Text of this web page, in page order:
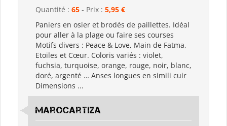
Quantité : 65 - Prix : 5,95 €
Paniers en osier et brodés de paillettes. Idéal
pour aller à la plage ou faire ses courses
Motifs divers : Peace & Love, Main de Fatma,
Etoiles et Cœur. Coloris variés : violet,
fuchsia, turquoise, orange, rouge, noir, blanc,
doré, argenté … Anses longues en simili cuir
Dimensions ...
Marocartiza